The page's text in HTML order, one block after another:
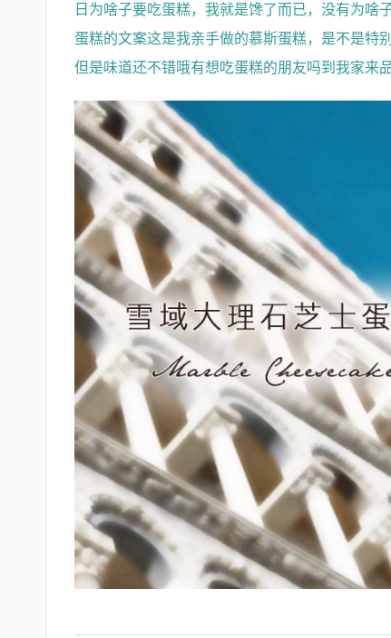
日为啥子要吃蛋糕，我就是馋了而已，没有为
蛋糕的文案这是我亲手做的慕斯蛋糕，是不是特
但是味道还不错哦有想吃蛋糕的朋友吗到我家来